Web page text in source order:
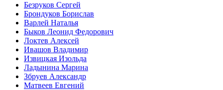
Безруков Сергей
Брондуков Борислав
Варлей Наталья
Быков Леонид Федорович
Локтев Алексей
Ивашов Владимир
Извицкая Изольда
Ладынина Марина
Збруев Александр
Матвеев Евгений